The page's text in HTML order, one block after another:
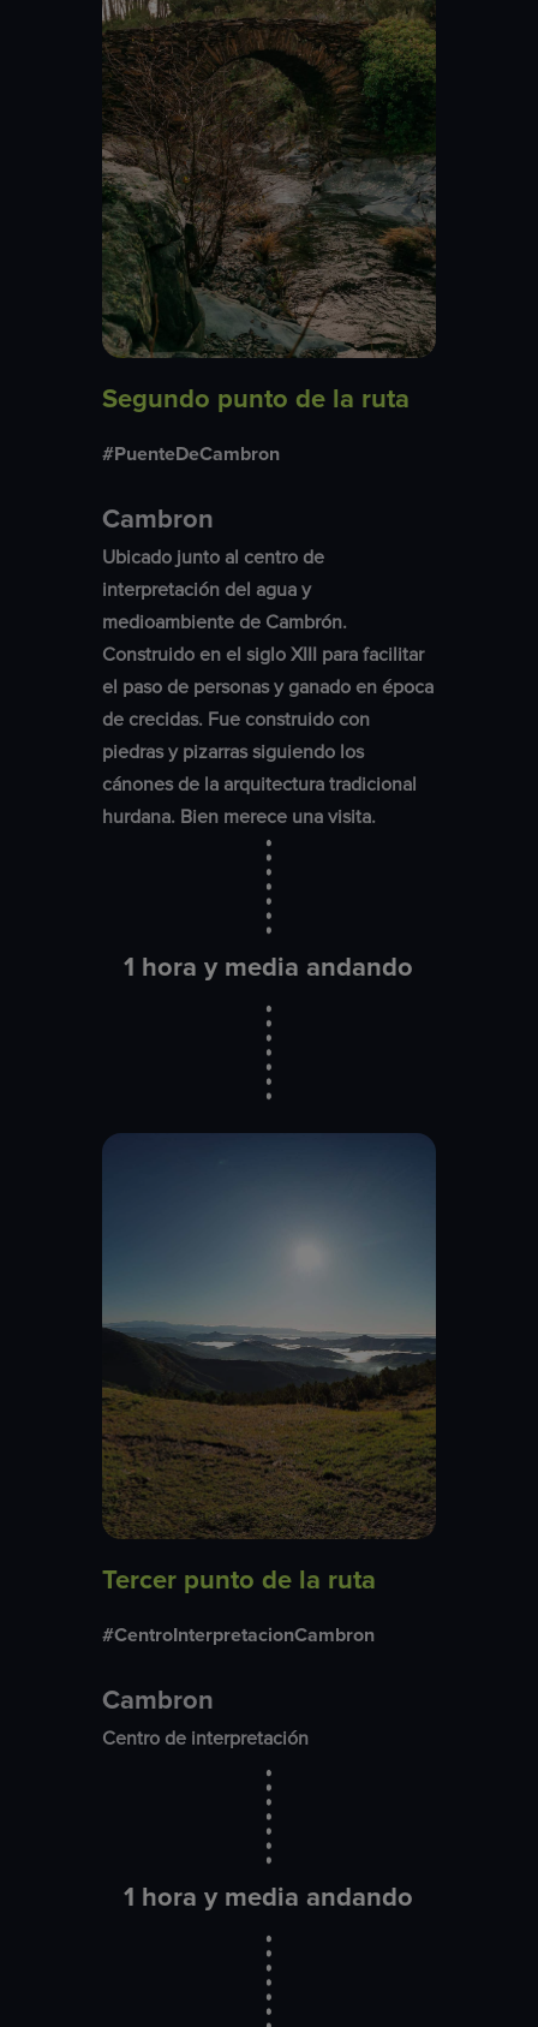
Segundo punto de la ruta
#PuenteDeCambron
Cambron
Ubicado junto al centro de
interpretación del agua y
medioambiente de Cambrón.
Construido en el siglo XIII para facilitar
el paso de personas y ganado en época
de crecidas. Fue construido con
piedras y pizarras siguiendo los
cánones de la arquitectura tradicional
hurdana. Bien merece una visita.
1 hora y media andando
Tercer punto de la ruta
#CentroInterpretacionCambron
Cambron
Centro de interpretación
1 hora y media andando